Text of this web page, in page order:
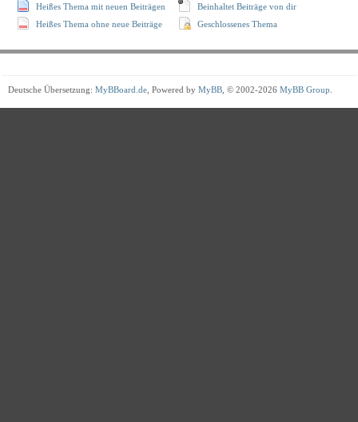
Heißes Thema mit neuen Beiträgen
Heißes Thema ohne neue Beiträge
Beinhaltet Beiträge von dir
Geschlossenes Thema
Deutsche Übersetzung: MyBBoard.de , Powered by MyBB , © 2002-2026 MyBB Group